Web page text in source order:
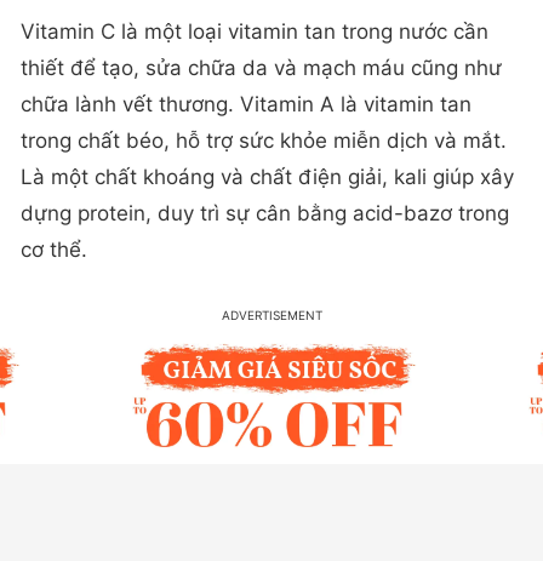
Vitamin C là một loại vitamin tan trong nước cần
thiết để tạo, sửa chữa da và mạch máu cũng như
chữa lành vết thương. Vitamin A là vitamin tan
trong chất béo, hỗ trợ sức khỏe miễn dịch và mắt.
Là một chất khoáng và chất điện giải, kali giúp xây
dựng protein, duy trì sự cân bằng acid-bazơ trong
cơ thể.